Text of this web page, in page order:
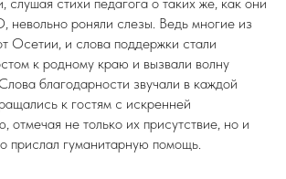
невольно роняли слезы. Ведь многие из
Осетии, и слова поддержки стали
к родному краю и вызвали волну
благодарности звучали в каждой
к гостям с искренней
отмечая не только их присутствие, но и
прислал гуманитарную помощь.